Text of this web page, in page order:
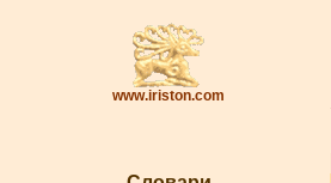
www.iriston.com